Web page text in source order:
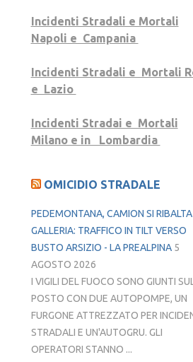
Incidenti Stradali e Mortali
Napoli e Campania
Incidenti Stradali e Mortali
e Lazio
Incidenti Stradai e Mortali
Milano e in Lombardia
OMICIDIO STRADALE
PEDEMONTANA, CAMION SI RIBALTA
GALLERIA: TRAFFICO IN TILT VERSO
BUSTO ARSIZIO - LA PREALPINA 5
AGOSTO 2026
I VIGILI DEL FUOCO SONO GIUNTI
POSTO CON DUE AUTOPOMPE, UN
FURGONE ATTREZZATO PER
STRADALI E UN'AUTOGRU. GLI
OPERATORI STANNO ...